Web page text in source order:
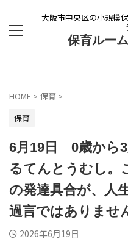
大阪市中央区の小規模
保育ルー
HOME > 保育 >
保育
6月19日 0歳から
るてんとうむし。
の発達具合が、人
過言ではありませ
2026年6月19日